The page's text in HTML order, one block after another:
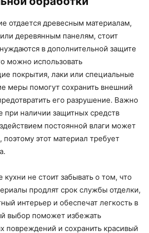
отдается древесным материалам,
деревянным панелям, стоит
в дополнительной защите
можно использовать
покрытия, лаки или специальные
меры помогут сохранить внешний
его разрушение. Важно
при наличии защитных средств
постоянной влаги может
этот материал требует
кухни не стоит забывать о том, что
продлят срок службы отделки,
интерьер и обеспечат легкость в
выбор поможет избежать
повреждений и сохранить красивый